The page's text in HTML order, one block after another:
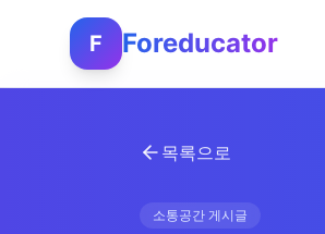
F Foreducator
목록으로
소통공간 게시글